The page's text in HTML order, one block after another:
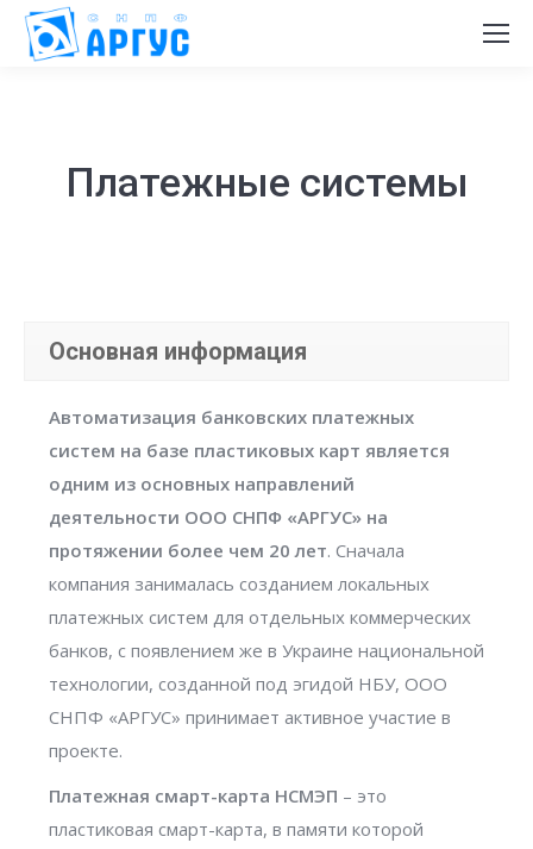
Платежные системы
Основная информация
Автоматизация банковских платежных
систем на базе пластиковых карт является
одним из основных направлений
деятельности ООО СНПФ «АРГУС» на
протяжении более чем 20 лет. Сначала
компания занималась созданием локальных
платежных систем для отдельных коммерческих
банков, с появлением же в Украине национальной
технологии, созданной под эгидой НБУ, ООО
СНПФ «АРГУС» принимает активное участие в
проекте.
Платежная смарт-карта НСМЭП – это
пластиковая смарт-карта, в памяти которой